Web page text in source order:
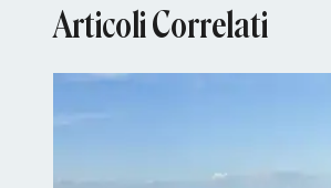
Articoli Correlati